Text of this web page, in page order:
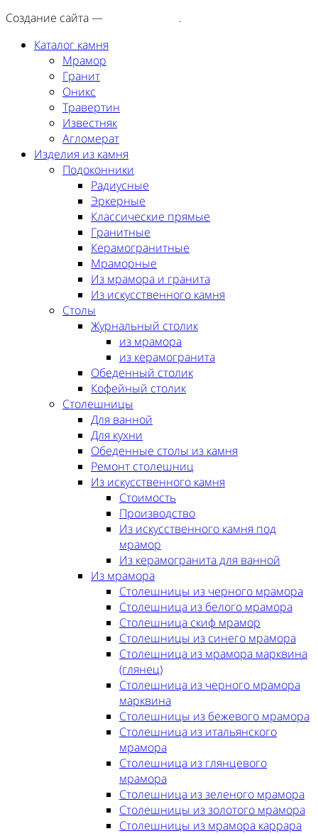
Создание сайта —
.
Каталог камня
Мрамор
Гранит
Оникс
Травертин
Известняк
Агломерат
Изделия из камня
Подоконники
Радиусные
Эркерные
Классические прямые
Гранитные
Керамогранитные
Мраморные
Из мрамора и гранита
Из искусственного камня
Столы
Журнальный столик
из мрамора
из керамогранита
Обеденный столик
Кофейный столик
Столешницы
Для ванной
Для кухни
Обеденные столы из камня
Ремонт столешниц
Из искусственного камня
Стоимость
Производство
Из искусственного камня под
мрамор
Из керамогранита для ванной
Из мрамора
Столешницы из черного мрамора
Столешница из белого мрамора
Столешница скиф мрамор
Столешницы из синего мрамора
Столешница из мрамора марквина
(глянец)
Столешница из черного мрамора
марквина
Столешницы из бежевого мрамора
Столешница из итальянского
мрамора
Столешница из глянцевого
мрамора
Столешница из зеленого мрамора
Столешницы из золотого мрамора
Столешницы из мрамора каррара